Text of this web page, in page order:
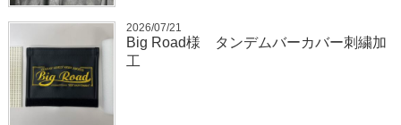
2026/07/21
Big Road様 タンデムバーカバー刺繍加
工